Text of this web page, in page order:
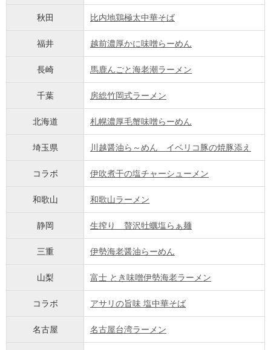
秋田 比内地鶏極太中華そば
福井 越前濃厚かに味噌らーめん
長崎 馬鹿んごと海老潮ラーメン
千葉 房総竹岡式ラーメン
北海道 札幌濃厚毛蟹味噌らーめん
埼玉県 川越醤油ら～めん イベリコ豚の焼豚添え
コラボ 伊吹煮干の塩チャーシューメン
和歌山 和歌山ラーメン
静岡 生搾り 贅沢牡蠣塩らぁ麺
三重 伊勢海老醤油らーめん
山梨 富士 とき味噌伊勢海老ラーメン
コラボ アサリの旨味 塩中華そば
名古屋 名古屋台湾ラーメン